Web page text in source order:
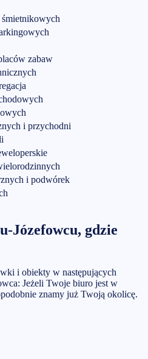
zabaw
i przychodni
i podwórek
Józefowcu, gdzie
i obiekty w następujących
Jeżeli Twoje biuro jest w
znamy już Twoją okolicę.